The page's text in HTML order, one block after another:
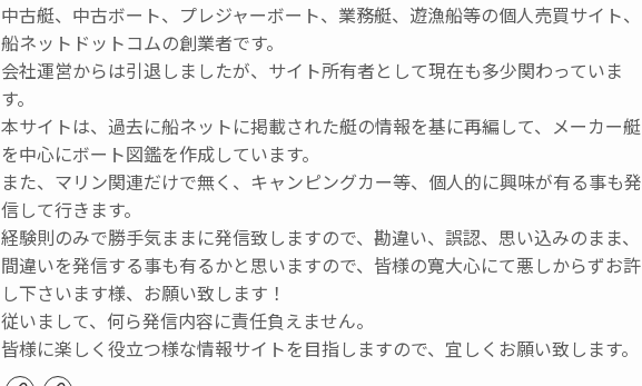
中古艇、中古ボート、プレジャーボート、業務艇、遊漁船等の個人売買サイト、
船ネットドットコムの創業者です。
会社運営からは引退しましたが、サイト所有者として現在も多少関わっていま
す。
本サイトは、過去に船ネットに掲載された艇の情報を基に再編して、メーカー艇
を中心にボート図鑑を作成しています。
また、マリン関連だけで無く、キャンピングカー等、個人的に興味が有る事も発
信して行きます。
経験則のみで勝手気ままに発信致しますので、勘違い、誤認、思い込みのまま、
間違いを発信する事も有るかと思いますので、皆様の寛大心にて悪しからずお許
し下さいます様、お願い致します！
従いまして、何ら発信内容に責任負えません。
皆様に楽しく役立つ様な情報サイトを目指しますので、宜しくお願い致します。